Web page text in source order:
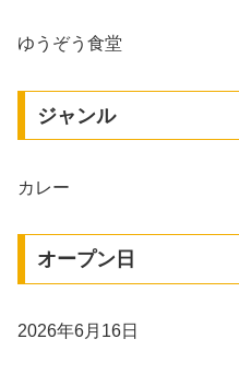
ゆうぞう食堂
ジャンル
カレー
オープン日
2026年6月16日